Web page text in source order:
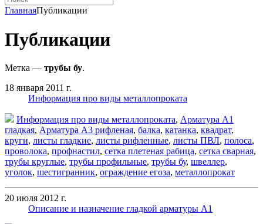
ГлавнаяПубликации
Публикации
Метка — трубы бу.
18 января 2011 г.
Информация про виды металлопроката
Информация про виды металлопроката, Арматура А1
гладкая, Арматура А3 рифленая, балка, катанка, квадрат,
круги, листы гладкие, листы рифленные, листы ПВЛ, полоса,
проволока, профнастил, сетка плетеная рабица, сетка сварная,
трубы круглые, трубы профильные, трубы бу, швеллер,
уголок, шестигранник, ограждение егоза, металлопрокат
20 июля 2012 г.
Описание и назначение гладкой арматуры А1